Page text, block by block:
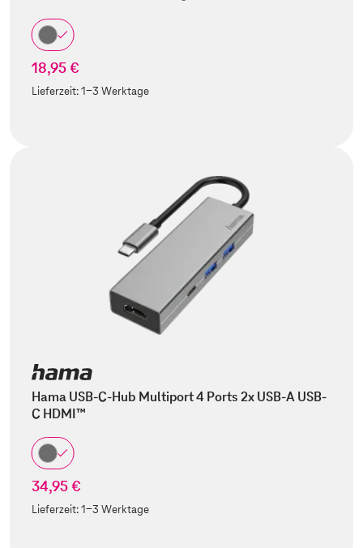
18,95 €
Lieferzeit:1-3 Werktage
Hama USB-C-Hub Multiport 4 Ports 2x USB-A USB-
C HDMI™
34,95 €
Lieferzeit:1-3 Werktage